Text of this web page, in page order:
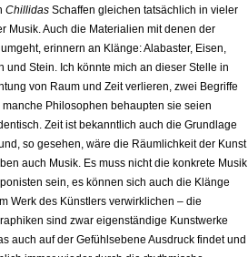
Chillidas Schaffen gleichen tatsächlich in vieler
Musik. Auch die Materialien mit denen der
erinnern an Klänge: Alabaster, Eisen,
und Stein. Ich könnte mich an dieser Stelle in
von Raum und Zeit verlieren, zwei Begriffe
Philosophen behaupten sie seien
Zeit ist bekanntlich auch die Grundlage
so gesehen, wäre die Räumlichkeit der Kunst
auch Musik. Es muss nicht die konkrete Musik
sein, es können sich auch die Klänge
Werk des Künstlers verwirklichen – die
sind zwar eigenständige Kunstwerke
auch auf der Gefühlsebene Ausdruck findet und